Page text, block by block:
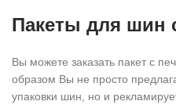
Пакеты для шин
Вы можете заказать пакет с
образом Вы не просто
упаковки шин, но и